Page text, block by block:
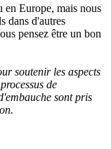
en Europe, mais nous
dans d'autres
pensez être un bon
soutenir les aspects
de
sont pris